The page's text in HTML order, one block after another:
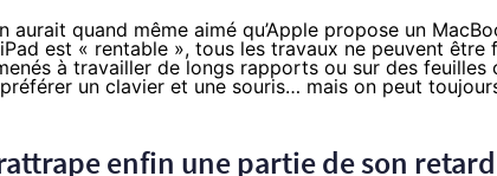
aurait quand même aimé qu’Apple propose un
est « rentable », tous les travaux ne peuvent
à travailler de longs rapports ou sur des
un clavier et une souris… mais on peut
enfin une partie de son retard